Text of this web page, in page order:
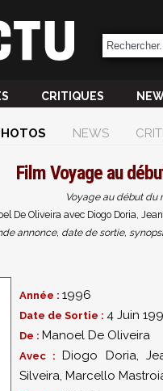
CRITIQUES
NEWS
FilmVoyage au
Voyage au début du
De Oliveira avec Diogo Doria,
annonce, date de sortie,
Année : 1996
Date de Sortie : 4 Juin
De : Manoel De Oliveira
Avec : Diogo Doria,
Silveira, Marcello